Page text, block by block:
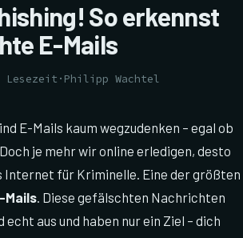
So erkennst
E-Mails
Lesezeit · Philipp Wachtel
E-Mails kaum wegzudenken – egal ob
je mehr wir online erledigen, desto
für Kriminelle. Eine der größten
Mails. Diese gefälschten Nachrichten
aus und haben nur ein Ziel – dich